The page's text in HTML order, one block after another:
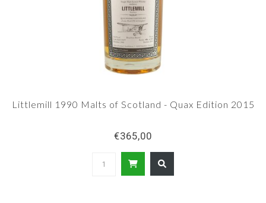
Littlemill 1990 Malts of Scotland - Quax Edition 2015
€365,00